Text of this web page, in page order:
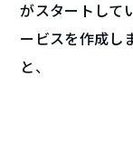
がスタートして
ービスを作成し
と、